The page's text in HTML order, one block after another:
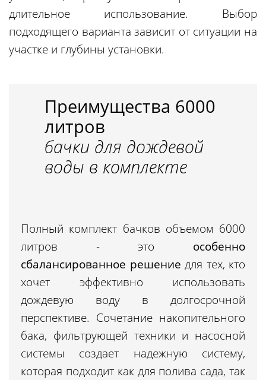
длительное использование. Выбор
подходящего варианта зависит от ситуации на
участке и глубины установки.
Преимущества 6000
литров
бачки для дождевой
воды в комплекте
Полный комплект бачков объемом 6000
литров - это особенно
сбалансированное решение для тех, кто
хочет эффективно использовать
дождевую воду в долгосрочной
перспективе. Сочетание накопительного
бака, фильтрующей техники и насосной
системы создает надежную систему,
которая подходит как для полива сада, так